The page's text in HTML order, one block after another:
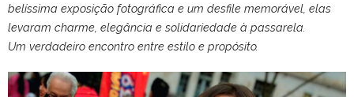
belíssima exposição fotográfica e um desfile memorável, elas
levaram charme, elegância e solidariedade à passarela.
Um verdadeiro encontro entre estilo e propósito.